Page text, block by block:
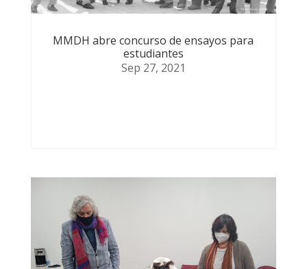
MMDH abre concurso de ensayos para
estudiantes
Sep 27, 2021